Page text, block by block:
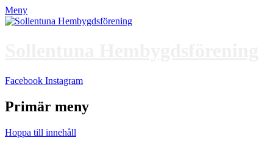
Meny
Facebook Instagram
Primär meny
Hoppa till innehåll